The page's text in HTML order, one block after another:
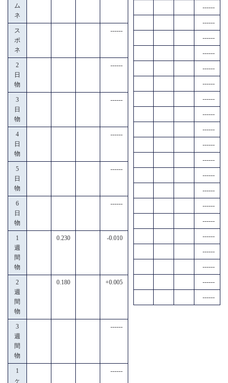
ム
ネ
ス
ポ
ネ
------
2
日
物
------
3
日
物
------
4
日
物
------
5
日
物
------
6
日
物
------
1
週
間
物
0.230 -0.010
2
週
間
物
0.180 +0.005
3
週
間
物
------
1
ヶ
------
------
------
------
------
------
------
------
------
------
------
------
------
------
------
------
------
------
------
------
------